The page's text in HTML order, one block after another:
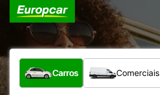
Que tipo de veículo pretende?
Carros Comerciais